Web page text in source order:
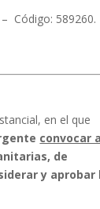
Código: 589260.
en el que
convocar a
de
y aprobar